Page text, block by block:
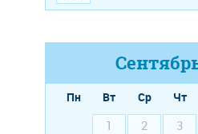
Пн Вт Ср Чт
1
2 3